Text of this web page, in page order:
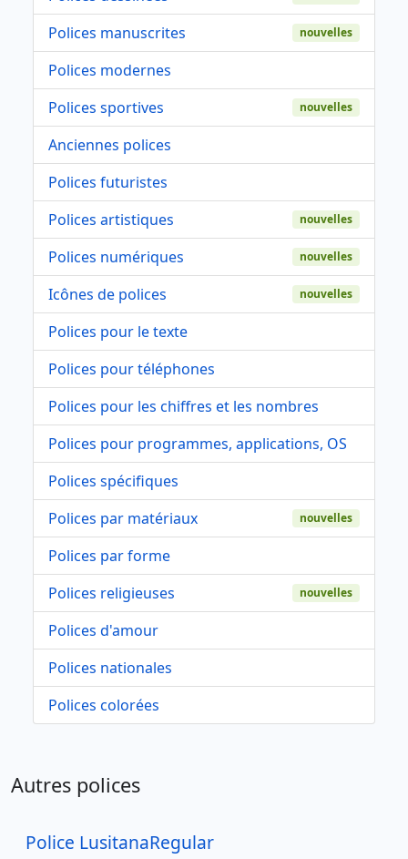
Polices manuscrites nouvelles
Polices modernes
Polices sportives
nouvelles
Anciennes polices
Polices futuristes
Polices artistiques
nouvelles
Polices numériques nouvelles
Icônes de polices nouvelles
Polices pour le texte
Polices pour téléphones
Polices pour les chiffres et les nombres
Polices pour programmes, applications, OS
Polices spécifiques
Polices par matériaux
nouvelles
Polices par forme
Polices religieuses
nouvelles
Polices d'amour
Polices nationales
Polices colorées
Autres polices
Police LusitanaRegular